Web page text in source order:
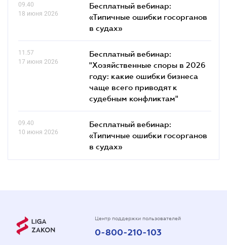
09.40
18 июня 2026
Бесплатный вебинар:
«Типичные ошибки госорганов
в судах»
11.57
17 июня 2026
Бесплатный вебинар:
"Хозяйственные споры в 2026
году: какие ошибки бизнеса
чаще всего приводят к
судебным конфликтам"
09.40
10 июня 2026
Бесплатный вебинар:
«Типичные ошибки госорганов
в судах»
Центр поддержки пользователей
0-800-210-103